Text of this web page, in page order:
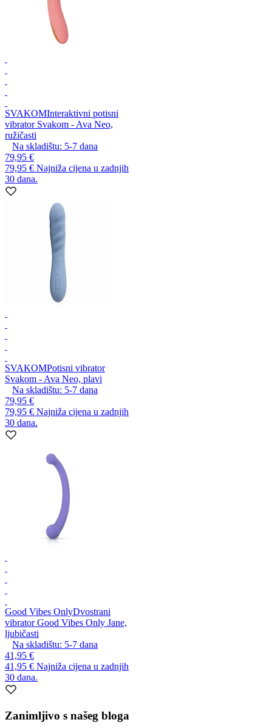
SVAKOMInteraktivni potisni
vibrator Svakom - Ava Neo,
ružičasti
Na skladištu: 5-7 dana
79,95 €
79,95 € Najniža cijena u zadnjih
30 dana.
SVAKOMPotisni vibrator
Svakom - Ava Neo, plavi
Na skladištu: 5-7 dana
79,95 €
79,95 € Najniža cijena u zadnjih
30 dana.
Good Vibes OnlyDvostrani
vibrator Good Vibes Only Jane,
ljubičasti
Na skladištu: 5-7 dana
41,95 €
41,95 € Najniža cijena u zadnjih
30 dana.
Zanimljivo s našeg bloga